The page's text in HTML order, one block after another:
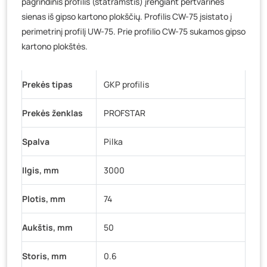
Vilniaus g. 89D, Ukmergė - 0 vienetų
K. Donelaičio g. 17, Rokiškis - 0 vienetų
sienas iš gipso kartono plokščių. Profilis CW-75 įsistato į
perimetrinį profilį UW-75. Prie profilio CW-75 sukamos gipso
kartono plokštės.
Prekės tipas GKP profilis
Prekės ženklas PROFSTAR
Spalva Pilka
Ilgis, mm 3000
Plotis, mm 74
Aukštis, mm 50
Storis, mm 0.6